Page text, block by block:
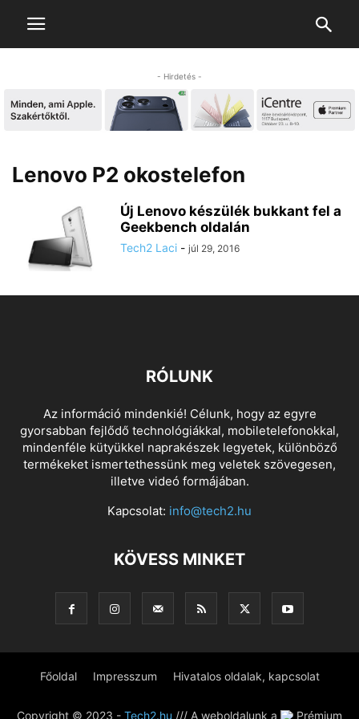
- Hirdetés -
Lenovo P2 okostelefon
Új Lenovo készülék bukkant fel a
Geekbench oldalán
Tech2 Laci - júl 29, 2016
RÓLUNK
Az információ mindenkié! Célunk, hogy az egyre
gyorsabban fejlődő technológiákkal, mobiletelefonokkal,
mindenféle kütyükkel naprakészek legyetek, különböző
termékeket ismertethessünk meg veletek szövegesen,
illetve videó formájában.
Kapcsolat: info@tech2.hu
KÖVESS MINKET
Főoldal Impresszum Hivatalos oldalak, kapcsolat
Copyright © 2023 - Tech2.hu /// A weboldalunk a Prémium